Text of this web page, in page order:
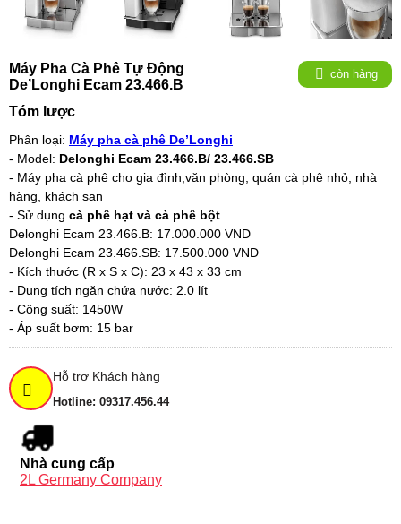
Máy Pha Cà Phê Tự Động
De’Longhi Ecam 23.466.B
còn hàng
Tóm lược
Phân loại: Máy pha cà phê De’Longhi
- Model: Delonghi Ecam 23.466.B/ 23.466.SB
- Máy pha cà phê cho gia đình,văn phòng, quán cà phê nhỏ, nhà
hàng, khách sạn
- Sử dụng cà phê hạt và cà phê bột
Delonghi Ecam 23.466.B: 17.000.000 VND
Delonghi Ecam 23.466.SB: 17.500.000 VND
- Kích thước (R x S x C): 23 x 43 x 33 cm
- Dung tích ngăn chứa nước: 2.0 lít
- Công suất: 1450W
- Áp suất bơm: 15 bar
Hỗ trợ Khách hàng
Hotline: 09317.456.44
Nhà cung cấp
2L Germany Company